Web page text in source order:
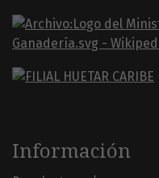
Información